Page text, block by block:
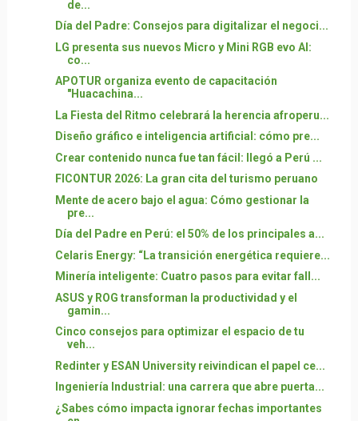
de...
Día del Padre: Consejos para digitalizar el negoci...
LG presenta sus nuevos Micro y Mini RGB evo AI:
co...
APOTUR organiza evento de capacitación
"Huacachina...
La Fiesta del Ritmo celebrará la herencia afroperu...
Diseño gráfico e inteligencia artificial: cómo pre...
Crear contenido nunca fue tan fácil: llegó a Perú ...
FICONTUR 2026: La gran cita del turismo peruano
Mente de acero bajo el agua: Cómo gestionar la
pre...
Día del Padre en Perú: el 50% de los principales a...
Celaris Energy: “La transición energética requiere...
Minería inteligente: Cuatro pasos para evitar fall...
ASUS y ROG transforman la productividad y el
gamin...
Cinco consejos para optimizar el espacio de tu
veh...
Redinter y ESAN University reivindican el papel ce...
Ingeniería Industrial: una carrera que abre puerta...
¿Sabes cómo impacta ignorar fechas importantes